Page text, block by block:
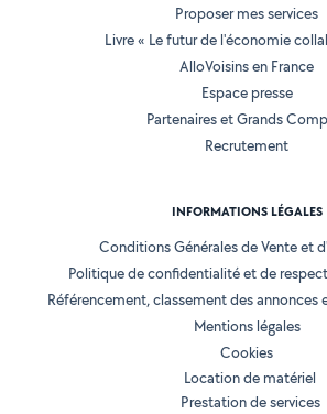
Proposer mes services
Livre « Le futur de l'économie
AlloVoisins en France
Espace presse
Partenaires et Grands
Recrutement
INFORMATIONS LÉGALES
Conditions Générales de Vente et
Politique de confidentialité et de
Référencement, classement des annonces
Mentions légales
Cookies
Location de matériel
Prestation de services